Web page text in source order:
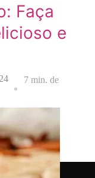
Faça
e
7 min. de